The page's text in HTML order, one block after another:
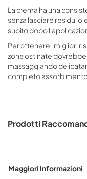
La crema ha una
senza lasciare residui
subito dopo
Per ottenere i migliori
zone ostinate
massaggiando
completo
Prodotti
Maggiori Informazioni